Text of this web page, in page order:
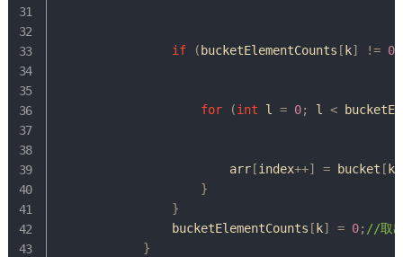
if ( bucketElementCounts [ k] != 0)
for (int l = 0; l <
                        arr
[index++] = bucket [ k]
}
}
                bucketElementCounts
[ k] = 0; //取
}